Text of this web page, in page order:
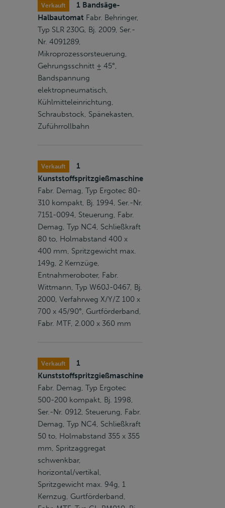
Verkauft
1 Bandsäge-
Halbautomat Fabr. Behringer,
Typ SLR 230G, Bj. 2009, Ser.-
Nr. 4091289,
Mikroprozessorsteuerung,
Gehrungsschnitt ± 45°,
Bandspannung
elektropneumatisch,
Kühlmitteleinrichtung,
Schraubstock, Spänekasten,
Zuführrollbahn
Verkauft
1
Kunststoffspritzgießmaschine
Fabr. Demag, Typ Ergotec 80-
310 kompakt, Bj. 1994, Ser.-Nr.
7151-0094, Steuerung, Fabr.
Demag, Typ NC4, Schließkraft
80 to, Holmabstand 400 x
400 mm, Spritzgewicht max.
149g, 2 Kernzüge,
Entnahmeroboter, Fabr.
Wittmann, Typ W60J-0467, Bj.
2000, Verfahrweg X/Y/Z 100 x
700 x 45/90°, Gurtförderband,
Fabr. MTF, 2.000 x 360 mm
Verkauft
1
Kunststoffspritzgießmaschine
Fabr. Demag, Typ Ergotec
500-200 kompakt, Bj. 1998,
Ser.-Nr. 0912, Steuerung, Fabr.
Demag, Typ NC4, Schließkraft
50 to, Holmabstand 355 x 355
mm, Spritzaggregat
schwenkbar,
horizontal/vertikal,
Spritzgewicht max. 94g, 1
Kernzug, Gurtförderband,